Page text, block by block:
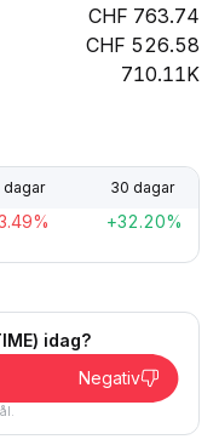
763.74
526.58
710.11K
dagar 30 dagar
+32.20%
idag?
Negativ